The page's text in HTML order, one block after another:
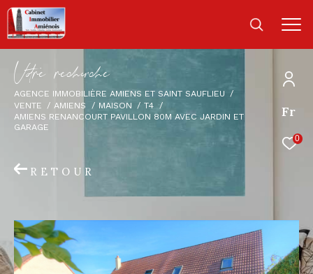
Fr
0
Vore recece
AGENCE IMMOBILIÈRE AMIENS ET SAINT SAUFLIEU
VENTE
AMIENS MAISON
T4
AMIENS RENANCOURT PAVILLON 80M AVEC JARDIN ET
GARAGE
RETOUR